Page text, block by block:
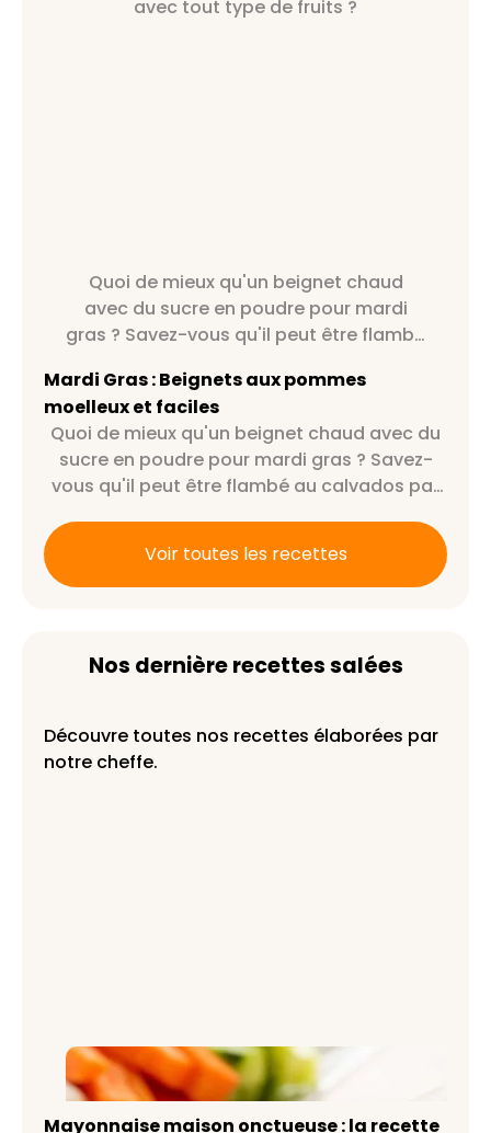
avec tout type de fruits ?
Quoi de mieux qu'un beignet chaud
avec du sucre en poudre pour mardi
gras ? Savez-vous qu'il peut être flambé
Mardi Gras : Beignets aux pommes
moelleux et faciles
Quoi de mieux qu'un beignet chaud avec du
sucre en poudre pour mardi gras ? Savez-
vous qu'il peut être flambé au calvados par
Voir toutes les recettes
Nos dernière recettes salées
Découvre toutes nos recettes élaborées par
notre cheffe.
Mayonnaise maison onctueuse : la
recette inratable
Mayonnaise maison onctueuse : la recette